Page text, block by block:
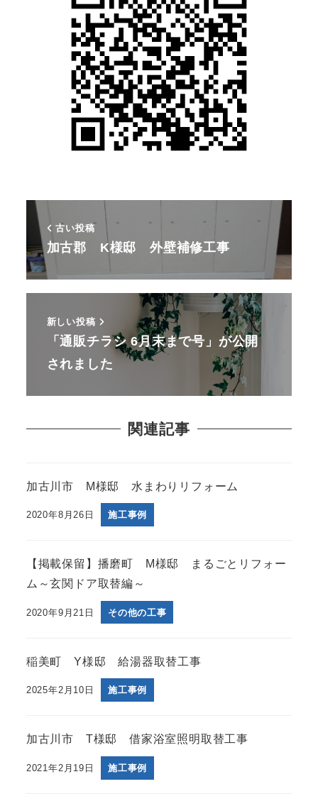
古い投稿
加古郡 K様邸 外壁補修工事
新しい投稿
「通販チラシ 6月末まで号」が公開
されました
関連記事
加古川市 M様邸 水まわりリフォーム
2020年8月26日 施工事例
【掲載保留】播磨町 M様邸 まるごとリフォー
ム～玄関ドア取替編～
2020年9月21日 その他の工事
稲美町 Y様邸 給湯器取替工事
2025年2月10日 施工事例
加古川市 T様邸 借家浴室照明取替工事
2021年2月19日 施工事例